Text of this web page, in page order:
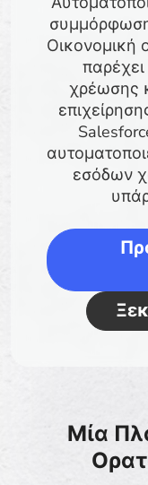
Οικονομική
παρέχει
χρέωσης
εσόδων
Μία